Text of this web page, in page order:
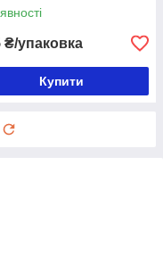
₴/упаковка
Купити